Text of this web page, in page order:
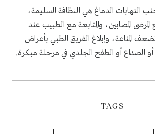
التهابات الدماغ هي النظافة السليمة،
المصابين، والمتابعة مع الطبيب عند
المناعة، وإبلاغ الفريق الطبي بأعراض
أو الطفح الجلدي في مرحلة مبكرة.
TAGS